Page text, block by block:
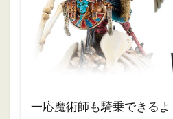
一応魔術師も騎乗できる